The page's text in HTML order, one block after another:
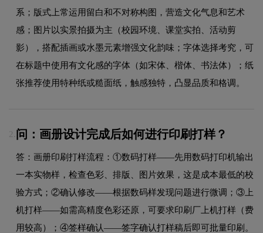
系；版式上常运用留白和不对称构图，营造文化气息和艺术
感；图片以实景拍摄为主（校园环境、课堂实拍、活动剪
影），搭配插画或水墨元素增强文化韵味；字体选择考究，可
在标题中使用有文化感的字体（如宋体、楷体、书法体）；纸
张推荐使用特种纸或糙面纸，触感独特，凸显品质和格调。
2. 问：画册设计完成后如何进行印刷打样？
答：画册印刷打样流程：①数码打样——先用数码打印机输出
一本实物样，检查色彩、排版、图片效果，这是成本最低的校
验方式；②确认修改——根据数码样发现问题进行微调；③上
机打样——如需高精度色彩还原，可要求印刷厂上机打样（费
用较高）；④签样确认——签字确认打样稿后即可批量印刷。